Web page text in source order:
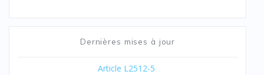
Dernières mises à jour
Article L2512-5